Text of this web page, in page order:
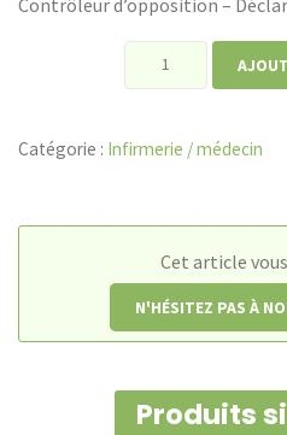
Contrôleur d’opposition –
quantité
d'opposition
Catégorie : Infirmerie / médecin
Cet article
N'HÉSITEZ PAS À
Produits